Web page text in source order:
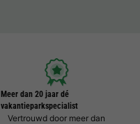
Meer dan 20 jaar dé
vakantieparkspecialist
Vertrouwd door meer dan